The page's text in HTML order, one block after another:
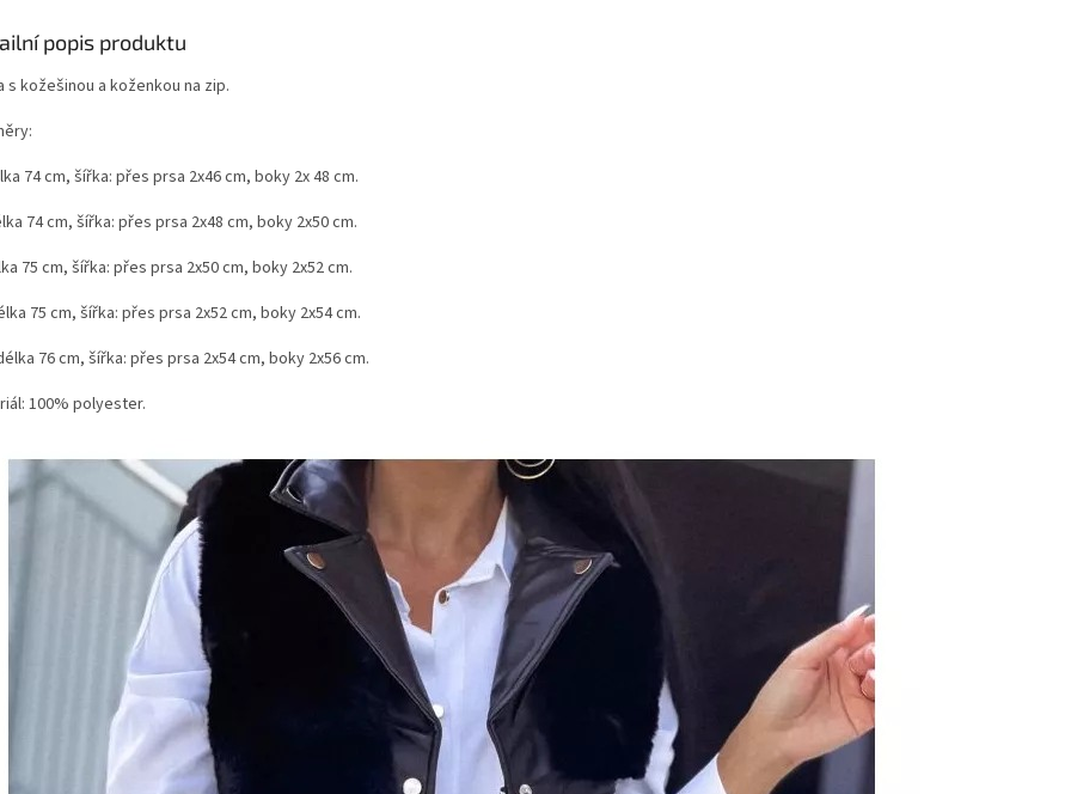
popis produktu
s kožešinou a koženkou na zip.
74 cm, šířka: přes prsa 2x46 cm, boky 2x 48 cm.
74 cm, šířka: přes prsa 2x48 cm, boky 2x50 cm.
75 cm, šířka: přes prsa 2x50 cm, boky 2x52 cm.
75 cm, šířka: přes prsa 2x52 cm, boky 2x54 cm.
76 cm, šířka: přes prsa 2x54 cm, boky 2x56 cm.
100% polyester.